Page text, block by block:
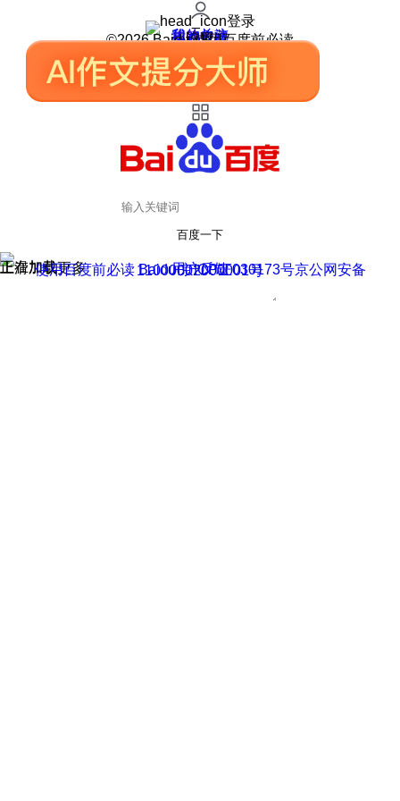
登录
我的关注
我的收藏
皮肤中心
用户反馈
设置
©2026 Baidu 使用百度前必读
百度一下
正在加载
上滑加载更多 用户反馈
使用百度前必读 Baidu 京ICP证030173号
京公网安备11000002000001号